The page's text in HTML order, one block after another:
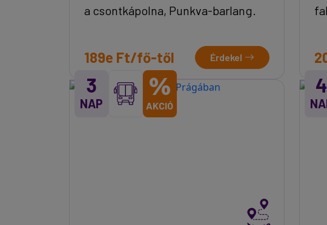
a csontkápolna, Punkva-barlang.
189e Ft/fő-től Érdekel
3
NAP
%
AKCIÓ
4